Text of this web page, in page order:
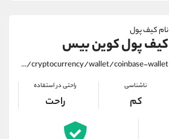
نام کیف پول
کیف پول کوین بیس
https://alirezamehrabi.com/cryptocurrency/wallet/coinbase-wallet
ناشناسی
کم
راحتی در استفاده
راحت